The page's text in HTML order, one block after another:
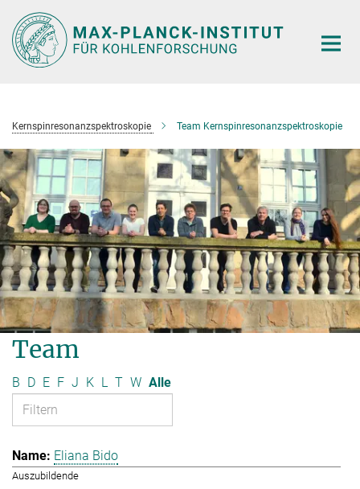
Hauptinhalt
Kernspinresonanzspektroskopie Team Kernspinresonanzspektroskopie
Team
B D E F J K L T W Alle
Eliana Bido
Auszubildende